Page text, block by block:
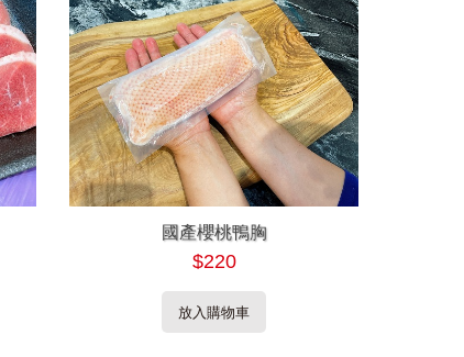
國產櫻桃鴨胸
$220
放入購物車